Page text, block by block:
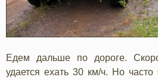
Едем дальше по дороге.
удается ехать 30 км/ч. Но часто